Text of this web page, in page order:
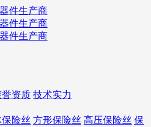
誉资质 技术实力
险丝 方形保险丝 高压保险丝 保